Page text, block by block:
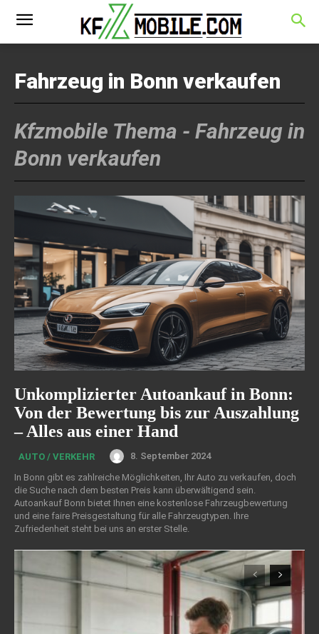
Fahrzeug in Bonn verkaufen
Kfzmobile Thema - Fahrzeug in
Bonn verkaufen
Unkomplizierter Autoankauf in Bonn:
Von der Bewertung bis zur Auszahlung
– Alles aus einer Hand
AUTO / VERKEHR
8. September 2024
In Bonn gibt es zahlreiche Möglichkeiten, Ihr Auto zu verkaufen, doch
die Suche nach dem besten Preis kann überwältigend sein.
Autoankauf Bonn bietet Ihnen eine kostenlose Fahrzeugbewertung
und eine faire Preisgestaltung für alle Fahrzeugtypen. Ihre
Zufriedenheit steht bei uns an erster Stelle.